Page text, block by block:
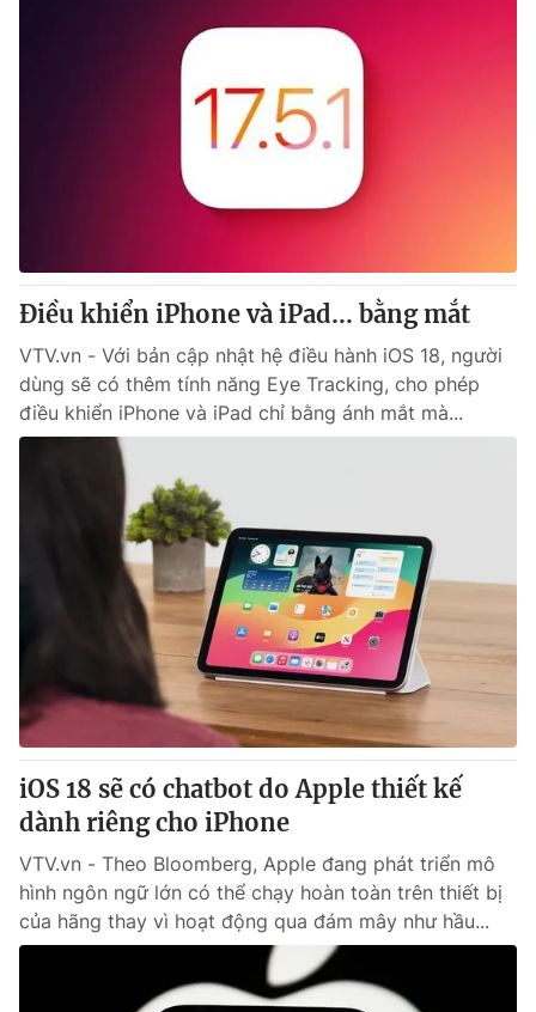
Điều khiển iPhone và iPad... bằng mắt
VTV.vn - Với bản cập nhật hệ điều hành iOS 18, người
dùng sẽ có thêm tính năng Eye Tracking, cho phép
điều khiển iPhone và iPad chỉ bằng ánh mắt mà...
iOS 18 sẽ có chatbot do Apple thiết kế
dành riêng cho iPhone
VTV.vn - Theo Bloomberg, Apple đang phát triển mô
hình ngôn ngữ lớn có thể chạy hoàn toàn trên thiết bị
của hãng thay vì hoạt động qua đám mây như hầu...